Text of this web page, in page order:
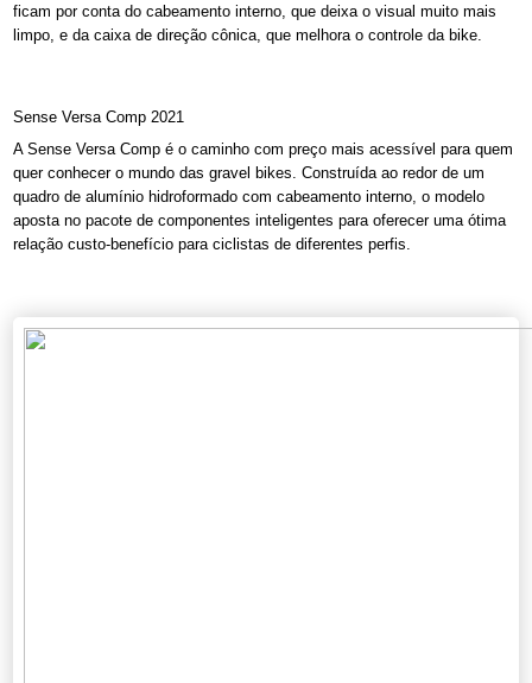
ficam por conta do cabeamento interno, que deixa o visual muito mais
limpo, e da caixa de direção cônica, que melhora o controle da bike.
Sense Versa Comp 2021
A Sense Versa Comp é o caminho com preço mais acessível para quem
quer conhecer o mundo das gravel bikes. Construída ao redor de um
quadro de alumínio hidroformado com cabeamento interno, o modelo
aposta no pacote de componentes inteligentes para oferecer uma ótima
relação custo-benefício para ciclistas de diferentes perfis.